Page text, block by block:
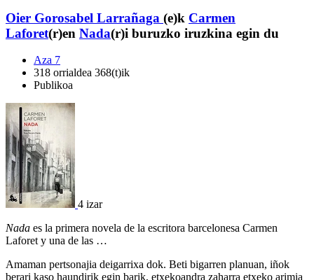
Oier Gorosabel Larrañaga (e)k Carmen
Laforet(r)en Nada(r)i buruzko iruzkina egin du
Aza 7
318 orrialdea 368(t)ik
Publikoa
4 izar
Nada es la primera novela de la escritora barcelonesa Carmen
Laforet y una de las …
Amaman pertsonajia deigarrixa dok. Beti bigarren planuan, iñok
berari kaso haundirik egin barik, etxekoandra zaharra etxeko arimia